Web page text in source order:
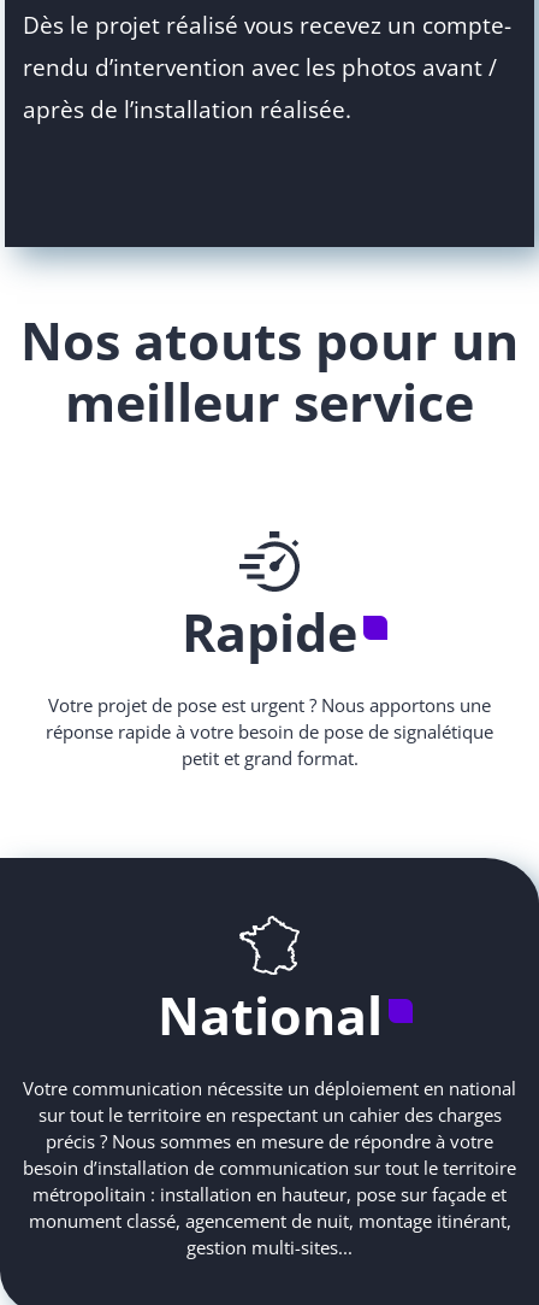
Dès le projet réalisé vous recevez un compte-
rendu d’intervention avec les photos avant /
après de l’installation réalisée.
Nos atouts pour un
meilleur service
Rapide
Votre projet de pose est urgent ? Nous apportons une
réponse rapide à votre besoin de pose de signalétique
petit et grand format.
National
Votre communication nécessite un déploiement en national
sur tout le territoire en respectant un cahier des charges
précis ? Nous sommes en mesure de répondre à votre
besoin d’installation de communication sur tout le territoire
métropolitain : installation en hauteur, pose sur façade et
monument classé, agencement de nuit, montage itinérant,
gestion multi-sites...